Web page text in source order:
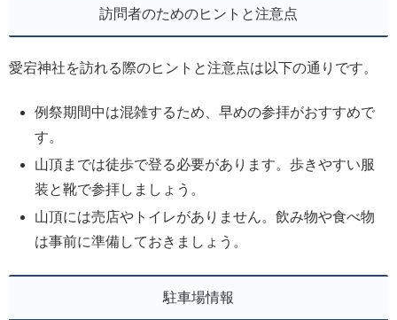
訪問者のためのヒントと注意点
愛宕神社を訪れる際のヒントと注意点は以下の通りです。
例祭期間中は混雑するため、早めの参拝がおすすめで
す。
山頂までは徒歩で登る必要があります。歩きやすい服
装と靴で参拝しましょう。
山頂には売店やトイレがありません。飲み物や食べ物
は事前に準備しておきましょう。
駐車場情報